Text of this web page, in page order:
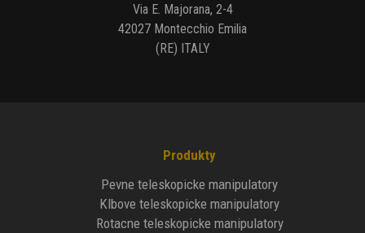
Via E. Majorana, 2-4
42027 Montecchio Emilia
(RE) ITALY
Produkty
Pevne teleskopicke manipulatory
Klbove teleskopicke manipulatory
Rotacne teleskopicke manipulatory